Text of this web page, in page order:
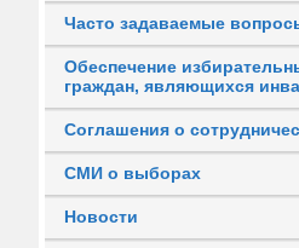
Часто задаваемые
Обеспечение
граждан, являющихся
Соглашения о
СМИ о выборах
Новости